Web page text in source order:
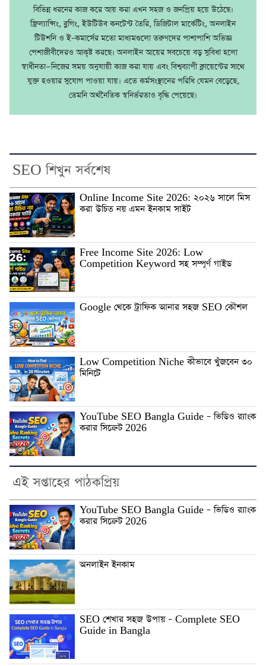
বিভিন্ন ধরনের কাজ করে আয় করা এখন সহজ ও জনপ্রিয় হয়ে উঠেছে।
ফ্রিল্যান্সিং, ব্লগিং, ইউটিউব কনটেন্ট তৈরি, ডিজিটাল মার্কেটিং, অনলাইন
টিউশনি ও ই–কমার্সের মতো মাধ্যমগুলো তরুণদের পাশাপাশি অভিজ্ঞ
পেশাজীবীদেরও আকৃষ্ট করছে। অনলাইন আয়ের সবচেয়ে বড় সুবিধা হলো
স্বাধীনতা—নিজের সময় অনুযায়ী কাজ করা যায় এবং বিশ্বব্যাপী ক্লায়েন্টের সাথে
যুক্ত হওয়ার সুযোগ পাওয়া যায়। এতে কর্মসংস্থানের পরিধি যেমন বেড়েছে,
তেমনি অর্থনৈতিক স্বনির্ভরতাও বৃদ্ধি পেয়েছে।
SEO শিখুন সর্বশেষ
Online Income Site 2026: ২০২৬ সালে মিস
করা উচিত নয় এমন ইনকাম সাইট
Free Income Site 2026: Low
Competition Keyword সহ সম্পূর্ণ গাইড
Google থেকে ট্রাফিক আনার সহজ SEO কৌশল
Low Competition Niche কীভাবে খুঁজবেন ৩০
মিনিটে
YouTube SEO Bangla Guide – ভিডিও র‍্যাংক
করার সিক্রেট 2026
এই সপ্তাহের পাঠকপ্রিয়
YouTube SEO Bangla Guide – ভিডিও র‍্যাংক
করার সিক্রেট 2026
অনলাইন ইনকাম
SEO শেখার সহজ উপায় – Complete SEO
Guide in Bangla